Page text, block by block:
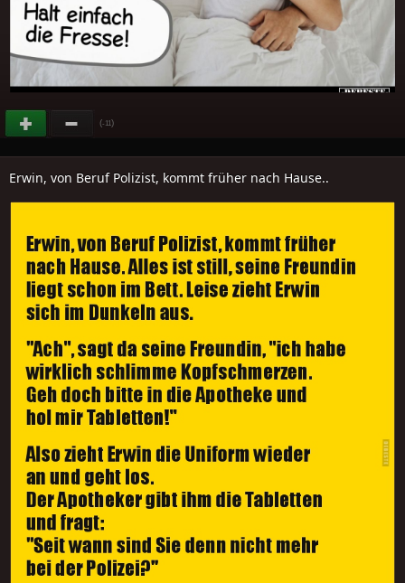
(-11)
Erwin, von Beruf Polizist, kommt früher nach Hause..